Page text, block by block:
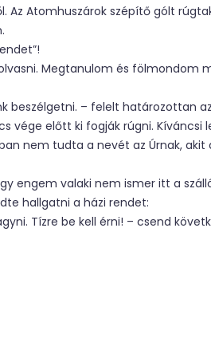
Az Atomhuszárok szépítő gólt
Megtanulom és fölmondom
beszélgetni. – felelt határozottan
vége előtt ki fogják rúgni. Kíváncsi
nem tudta a nevét az Úrnak,
engem valaki nem ismer itt a
hallgatni a házi rendet:
Tízre be kell érni! – csend